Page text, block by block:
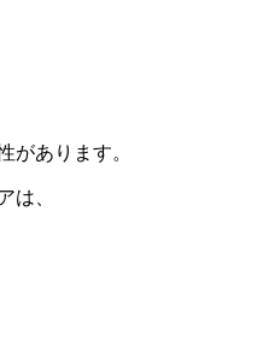
があります。
は、